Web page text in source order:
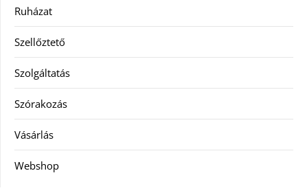
Ruházat
Szellőztető
Szolgáltatás
Szórakozás
Vásárlás
Webshop